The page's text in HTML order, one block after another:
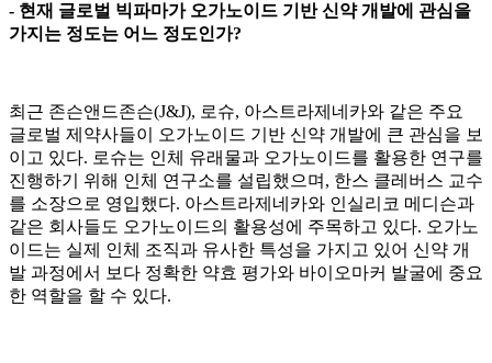
- 현재 글로벌 빅파마가 오가노이드 기반 신약 개발에 관심을
가지는 정도는 어느 정도인가?
최근 존슨앤드존슨(J&J), 로슈, 아스트라제네카와 같은 주요
글로벌 제약사들이 오가노이드 기반 신약 개발에 큰 관심을 보
이고 있다. 로슈는 인체 유래물과 오가노이드를 활용한 연구를
진행하기 위해 인체 연구소를 설립했으며, 한스 클레버스 교수
를 소장으로 영입했다. 아스트라제네카와 인실리코 메디슨과
같은 회사들도 오가노이드의 활용성에 주목하고 있다. 오가노
이드는 실제 인체 조직과 유사한 특성을 가지고 있어 신약 개
발 과정에서 보다 정확한 약효 평가와 바이오마커 발굴에 중요
한 역할을 할 수 있다.